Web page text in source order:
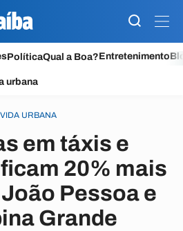
PolíticaQual a Boa?Entretenimento
urbana
VIDA URBANA
em táxis e
20% mais
Pessoa e
Grande